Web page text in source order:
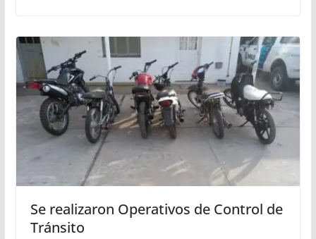
Se realizaron Operativos de Control de
Tránsito